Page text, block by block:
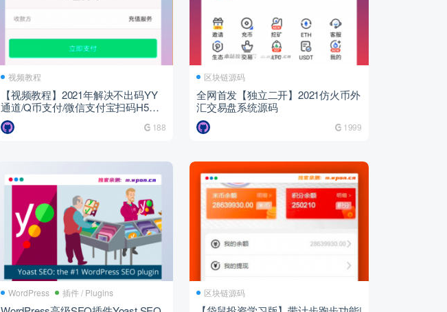
视频教程
【视频教程】2021年解决不出码YY
通道/Q币支付/微信支付宝扫码H5支
付通道/YY支付/免签约易支付平台
188
区块链源码
全网首发【独立二开】2021仿火币外
汇交易盘系统源码
1999
WordPress 插件 / Plugins 区块链源码